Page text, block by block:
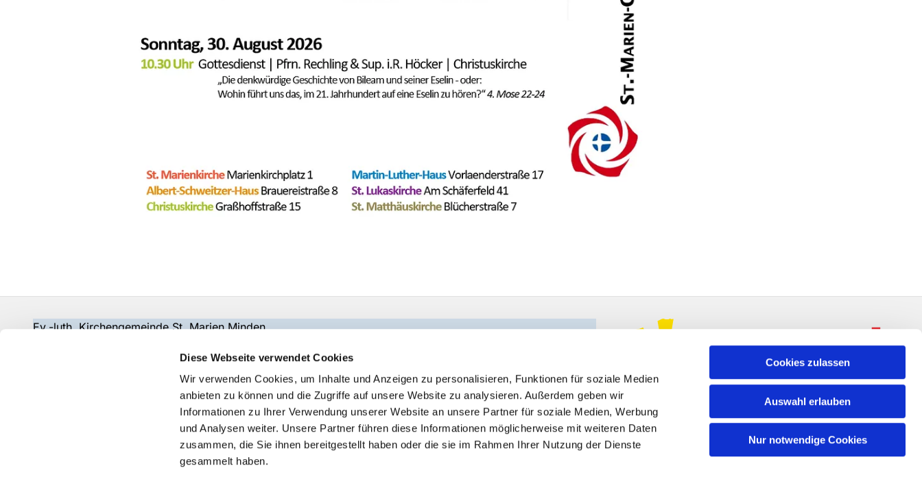
Diese Webseite verwendet Cookies
Wir verwenden Cookies, um Inhalte und Anzeigen zu personalisieren, Funktionen für soziale Medien
anbieten zu können und die Zugriffe auf unsere Website zu analysieren. Außerdem geben wir
Informationen zu Ihrer Verwendung unserer Website an unsere Partner für soziale Medien, Werbung
und Analysen weiter. Unsere Partner führen diese Informationen möglicherweise mit weiteren Daten
zusammen, die Sie ihnen bereitgestellt haben oder die sie im Rahmen Ihrer Nutzung der Dienste
gesammelt haben.
Cookies zulassen
Auswahl erlauben
Nur notwendige Cookies
Ev.-luth. Kirchengemeinde St. Marien Minden